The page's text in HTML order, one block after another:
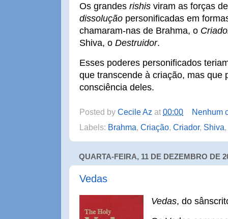
Os grandes rishis viram as forças
dissolução personificadas em
chamaram-nas de Brahma, o
Shiva, o Destruidor.
Esses poderes personificados
que transcende à criação, mas que
consciência deles.
Posted by Cecile Az at 00:00
Nenhum
Labels: Brahma, Criação, Criador, Shiva,
QUARTA-FEIRA, 11 DE DEZEMBRO DE
Vedas
Vedas, do